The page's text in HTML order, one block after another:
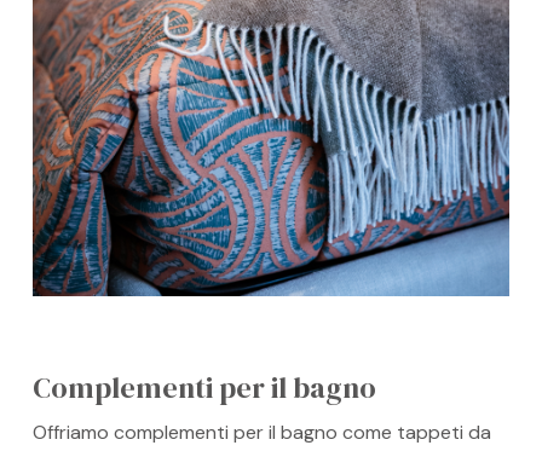
Complementi per il bagno
Offriamo complementi per il bagno come tappeti da